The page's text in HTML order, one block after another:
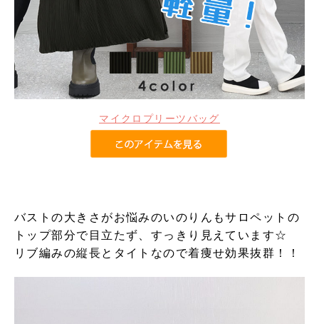
マイクロプリーツバッグ
バストの大きさがお悩みのいのりんもサロペットの
トップ部分で目立たず、すっきり見えています☆
リブ編みの縦長とタイトなので着痩せ効果抜群！！